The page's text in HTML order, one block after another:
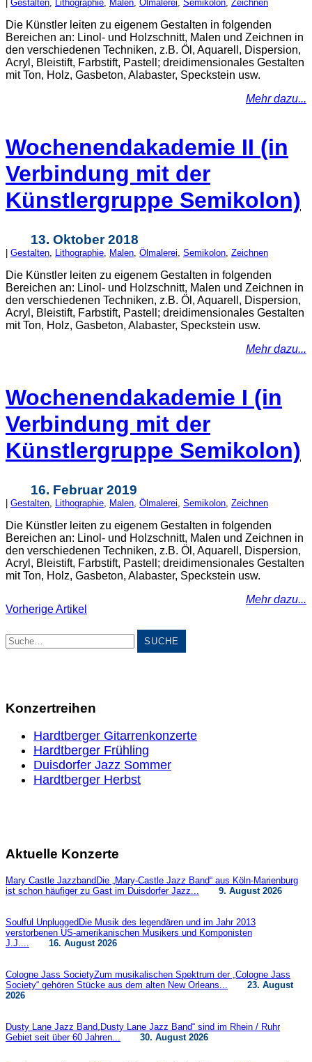
Gestalten, Lithographie, Malen, Ölmalerei, Semikolon, Zeichnen
Die Künstler leiten zu eigenem Gestalten in folgenden
Bereichen an: Linol- und Holzschnitt, Malen und Zeichnen in
den verschiedenen Techniken, z.B. Öl, Aquarell, Dispersion,
Acryl, Bleistift, Farbstift, Pastell; dreidimensionales Gestalten
mit Ton, Holz, Gasbeton, Alabaster, Speckstein usw.
Mehr dazu...
Wochenendakademie II (in
Verbindung mit der
Künstlergruppe Semikolon)
13. Oktober 2018
Gestalten, Lithographie, Malen, Ölmalerei, Semikolon, Zeichnen
Die Künstler leiten zu eigenem Gestalten in folgenden
Bereichen an: Linol- und Holzschnitt, Malen und Zeichnen in
den verschiedenen Techniken, z.B. Öl, Aquarell, Dispersion,
Acryl, Bleistift, Farbstift, Pastell; dreidimensionales Gestalten
mit Ton, Holz, Gasbeton, Alabaster, Speckstein usw.
Mehr dazu...
Wochenendakademie I (in
Verbindung mit der
Künstlergruppe Semikolon)
16. Februar 2019
Gestalten, Lithographie, Malen, Ölmalerei, Semikolon, Zeichnen
Die Künstler leiten zu eigenem Gestalten in folgenden
Bereichen an: Linol- und Holzschnitt, Malen und Zeichnen in
den verschiedenen Techniken, z.B. Öl, Aquarell, Dispersion,
Acryl, Bleistift, Farbstift, Pastell; dreidimensionales Gestalten
mit Ton, Holz, Gasbeton, Alabaster, Speckstein usw.
Mehr dazu...
Vorherige Artikel
Suche
Konzertreihen
Hardtberger Gitarrenkonzerte
Hardtberger Frühling
Duisdorfer Jazz Sommer
Hardtberger Herbst
Aktuelle Konzerte
Mary Castle Jazzband Die „Mary-Castle Jazz Band“ aus Köln-Marienburg
ist schon häufiger zu Gast im Duisdorfer Jazz...
9. August 2026
Soulful Unplugged Die Musik des legendären und im Jahr 2013
verstorbenen US-amerikanischen Musikers und Komponisten
J.J....
16. August 2026
Cologne Jass SocietyZum musikalischen Spektrum der „Cologne Jass
Society“ gehören Stücke aus dem alten New Orleans...
23. August
2026
Dusty Lane Jazz Band „Dusty Lane Jazz Band“ sind im Rhein / Ruhr
Gebiet seit über 60 Jahren...
30. August 2026